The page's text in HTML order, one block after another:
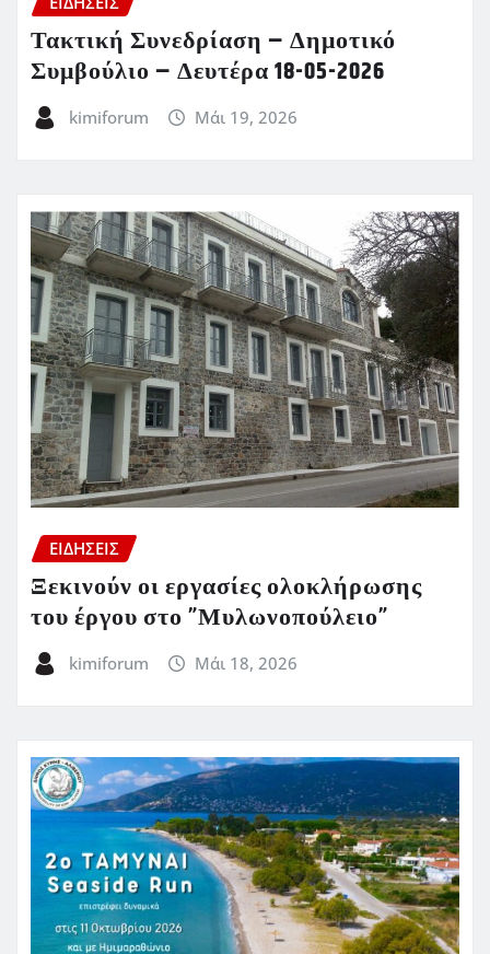
Τακτική Συνεδρίαση – Δημοτικό
Συμβούλιο – Δευτέρα 18-05-2026
kimiforum Μάι 19, 2026
ΕΙΔΗΣΕΙΣ
Ξεκινούν οι εργασίες ολοκλήρωσης
του έργου στο ”Μυλωνοπούλειο”
kimiforum Μάι 18, 2026